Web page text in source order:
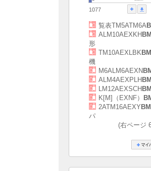
1077
覧表TM5ATM6A
ALM10AEXKH
形
TM10AEXLBK
機
M6ALM6AEXN
ALM4AEXPLH
LM12AEXSCH
K[M]（EXNF）
2ATM16AEXY
パ
(右ページ